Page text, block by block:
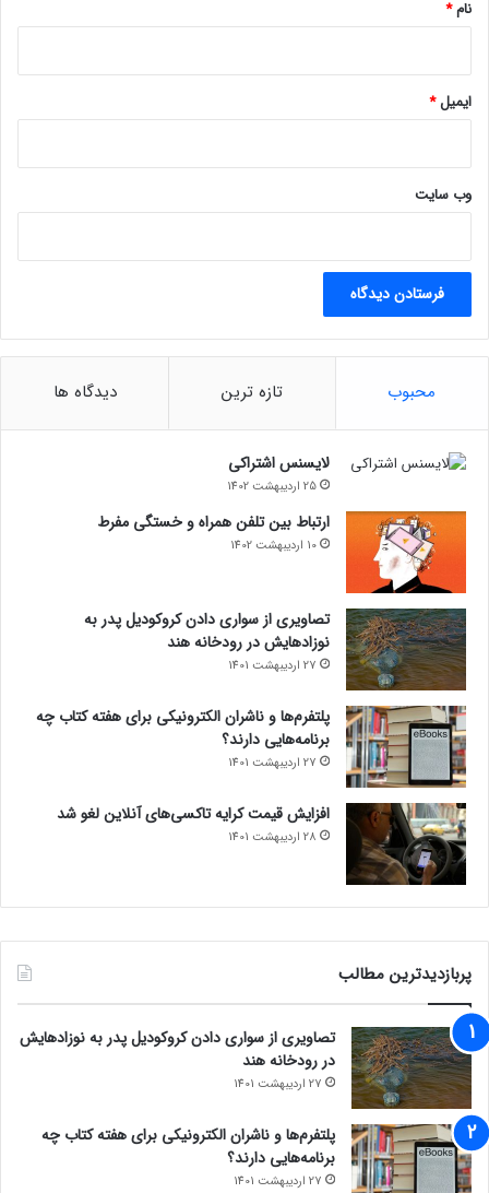
نام*
ایمیل*
وب‌ سایت
محبوب تازه ترین دیدگاه ها
لایسنس اشتراکی
25 اردیبهشت 1402
ارتباط بین تلفن همراه و خستگی مفرط
10 اردیبهشت 1402
تصاویری از سواری دادن کروکودیل پدر به
نوزادهایش در رودخانه هند
27 اردیبهشت 1401
پلتفرم‌ها و ناشران الکترونیکی برای هفته کتاب چه
برنامه‌هایی دارند؟
27 اردیبهشت 1401
افزایش قیمت کرایه تاکسی‌های آنلاین لغو شد
28 اردیبهشت 1401
پربازدیدترین مطالب
تصاویری از سواری دادن کروکودیل پدر به نوزادهایش
در رودخانه هند
27 اردیبهشت 1401
پلتفرم‌ها و ناشران الکترونیکی برای هفته کتاب چه
برنامه‌هایی دارند؟
27 اردیبهشت 1401